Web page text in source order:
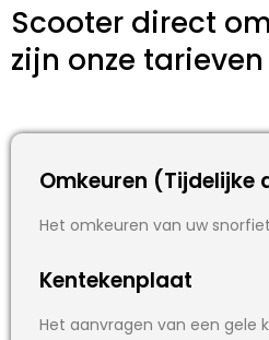
Scooter direct
zijn onze tarieven
Omkeuren (Tijdelijke
Het omkeuren van uw
Kentekenplaat
Het aanvragen van een gele